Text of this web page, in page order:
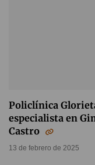
Policlínica
especialista en
Castro
13 de febrero de 2025